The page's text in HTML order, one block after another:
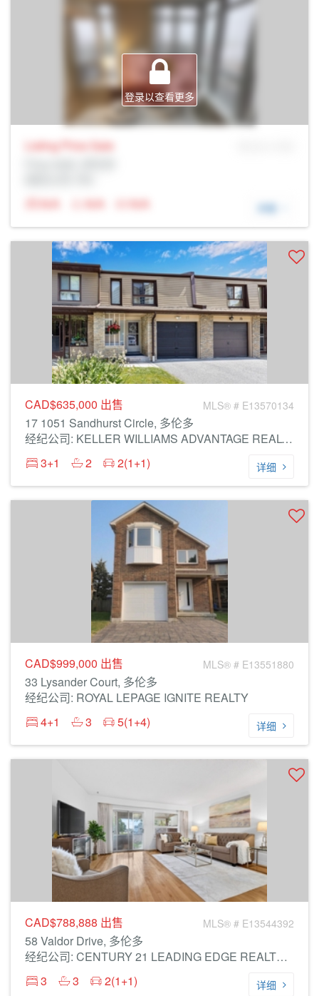
登录以查看更多
Listing Price Sale
N/A
N/A N/A 详细
CAD$635,000 出售 MLS® # E13570134
17 1051 Sandhurst Circle, 多伦多
经纪公司: KELLER WILLIAMS ADVANTAGE REALTY
3+1
2 2(1+1) 详细
CAD$999,000 出售 MLS® # E13551880
33 Lysander Court, 多伦多
经纪公司: ROYAL LEPAGE IGNITE REALTY
4+1
3 5(1+4) 详细
CAD$788,888 出售 MLS® # E13544392
58 Valdor Drive, 多伦多
经纪公司: CENTURY 21 LEADING EDGE REALTY INC.
3
3 2(1+1) 详细